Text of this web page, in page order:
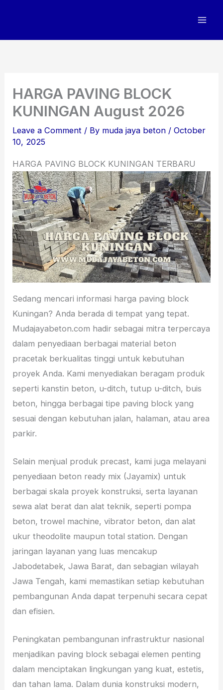
HARGA PAVING BLOCK
KUNINGAN August 2026
Leave a Comment / By muda jaya beton /October
10, 2025
HARGA PAVING BLOCK KUNINGAN TERBARU
Sedang mencari informasi harga paving block
Kuningan? Anda berada di tempat yang tepat.
Mudajayabeton.com hadir sebagai mitra terpercaya
dalam penyediaan berbagai material beton
pracetak berkualitas tinggi untuk kebutuhan
proyek Anda. Kami menyediakan beragam produk
seperti kanstin beton, u-ditch, tutup u-ditch, buis
beton, hingga berbagai tipe paving block yang
sesuai dengan kebutuhan jalan, halaman, atau area
parkir.
Selain menjual produk precast, kami juga melayani
penyediaan beton ready mix (Jayamix) untuk
berbagai skala proyek konstruksi, serta layanan
sewa alat berat dan alat teknik, seperti pompa
beton, trowel machine, vibrator beton, dan alat
ukur theodolite maupun total station. Dengan
jaringan layanan yang luas mencakup
Jabodetabek, Jawa Barat, dan sebagian wilayah
Jawa Tengah, kami memastikan setiap kebutuhan
pembangunan Anda dapat terpenuhi secara cepat
dan efisien.
Peningkatan pembangunan infrastruktur nasional
menjadikan paving block sebagai elemen penting
dalam menciptakan lingkungan yang kuat, estetis,
dan tahan lama. Dalam dunia konstruksi modern,